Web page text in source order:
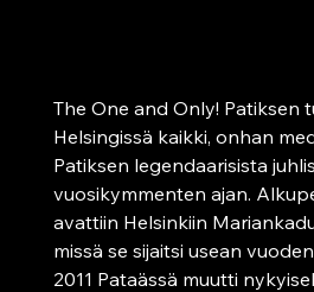
The One and Only! Patiksen
Helsingissä kaikki, onhan
Patiksen legendaarisista
vuosikymmenten ajan.
avattiin Helsinkiin
missä se sijaitsi usean
2011 Pataässä muutti